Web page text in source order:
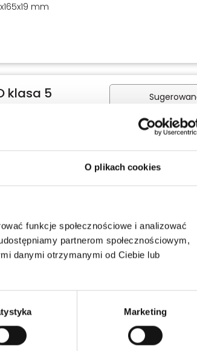
O plikach cookies
funkcje społecznościowe i analizować
partnerom społecznościowym,
danymi otrzymanymi od Ciebie lub
Marketing
mm
klasa 5
08-23
detaliczna
Zaloguj
Termin realizacji